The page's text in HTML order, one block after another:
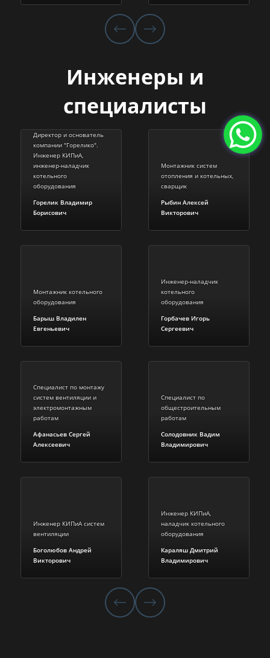
Инженеры и
специалисты
Директор и основатель
компании "Горелико".
Инженер КИПиА,
инженер-наладчик
котельного
оборудования
Горелик Владимир
Борисович
Монтажник систем
отопления и котельных,
сварщик
Рыбин Алексей
Викторович
Монтажник котельного
оборудования
Барыш Владилен
Евгеньевич
Инженер-наладчик
котельного
оборудования
Горбачев Игорь
Сергеевич
Специалист по монтажу
систем вентиляции и
электромонтажным
работам
Афанасьев Сергей
Алексеевич
Специалист по
общестроительным
работам
Солодовник Вадим
Владимирович
Инженер КИПиА систем
вентиляции
Боголюбов Андрей
Викторович
Инженер КИПиА,
наладчик котельного
оборудования
Караляш Дмитрий
Владимирович